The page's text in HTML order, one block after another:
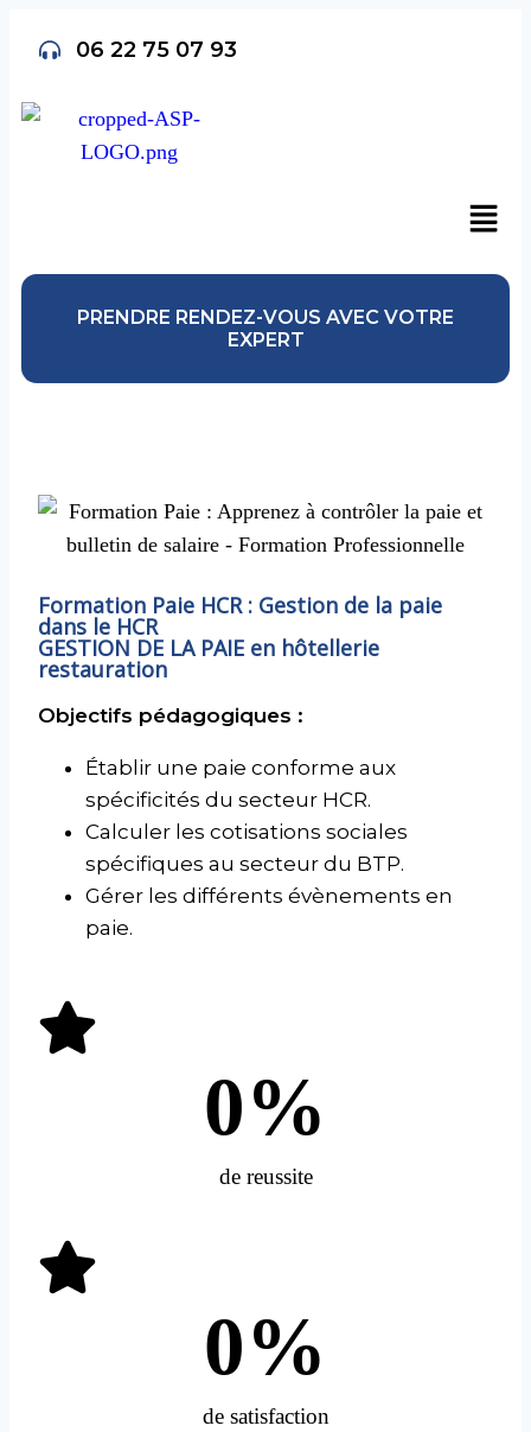
06 22 75 07 93
PRENDRE RENDEZ-VOUS AVEC VOTRE
EXPERT
Formation Paie HCR : Gestion de la paie
dans le HCR
GESTION DE LA PAIE en hôtellerie
restauration
Objectifs pédagogiques :
Établir une paie conforme aux
spécificités du secteur HCR.
Calculer les cotisations sociales
spécifiques au secteur du BTP.
Gérer les différents évènements en
paie.
de reussite
0%
de satisfaction
0%